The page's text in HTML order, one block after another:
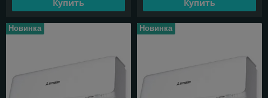
Купить Купить
Новинка Новинка